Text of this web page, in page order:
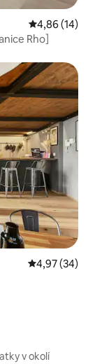
Priemerné
4,86 (14)
Rho]
Priemerné
4,97 (34)
v okolí